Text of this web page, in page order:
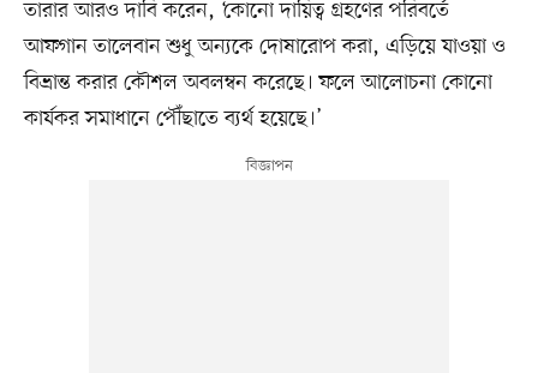
তারার আরও দাবি করেন, ‘কোনো দায়িত্ব গ্রহণের পরিবর্তে
আফগান তালেবান শুধু অন্যকে দোষারোপ করা, এড়িয়ে যাওয়া ও
বিভ্রান্ত করার কৌশল অবলম্বন করেছে। ফলে আলোচনা কোনো
কার্যকর সমাধানে পৌঁছাতে ব্যর্থ হয়েছে।’